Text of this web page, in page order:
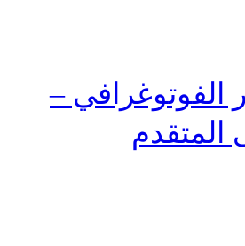
الفوتوغرافي –
المتقدم